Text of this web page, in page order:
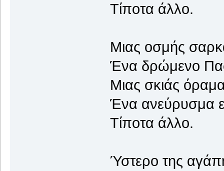
Τίποτα άλλο.
Μιας οσμής
Ένα δρώμενο
Μιας σκιάς
Ένα ανεύρυσμα
Τίποτα άλλο.
Ύστερο της